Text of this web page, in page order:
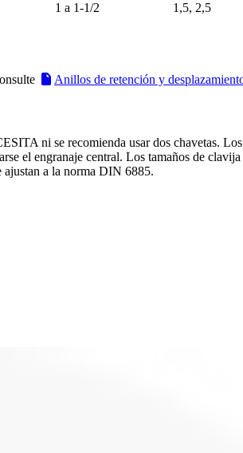
1 a 1-1/2 1,5, 2,5
Anillos de retención y
ni se recomienda usar dos chavetas.
el engranaje central. Los tamaños de
a la norma DIN 6885.